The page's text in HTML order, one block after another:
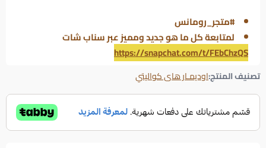
#متجر_رومانس
لمتابعة كل ما هو جديد ومميز عبر سناب شات
https://snapchat.com/t/FEbChzQS
تصنيف المنتج:اوديمـار هاى كواليتي